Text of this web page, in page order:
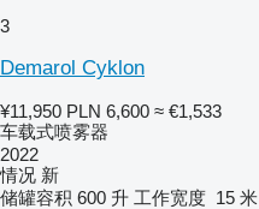
3
Demarol Cyklon
¥11,950 PLN 6,600 ≈ €1,533
车载式喷雾器
2022
情况 新
储罐容积 600 升 工作宽度 15 米